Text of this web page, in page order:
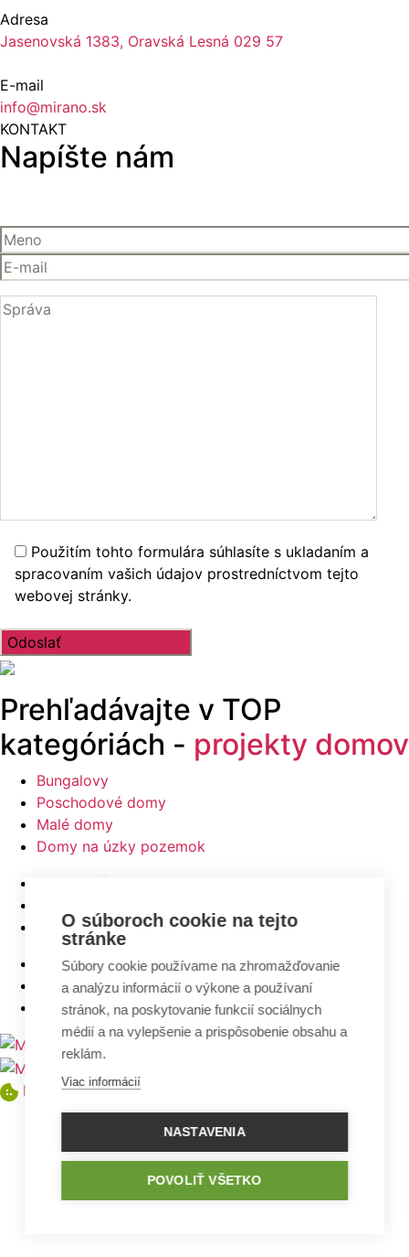
Adresa
Jasenovská 1383, Oravská Lesná 029 57
E-mail
info@mirano.sk
KONTAKT
Napíšte nám
Použitím tohto formulára súhlasíte s ukladaním a
spracovaním vašich údajov prostredníctvom tejto
webovej stránky.
Prehľadávajte v TOP
kategóriách - projekty domov
Bungalovy
Poschodové domy
Malé domy
Domy na úzky pozemok
Najlacnejšie domy z ponuky
Bungalovy s rovnou strechou
Bungalovy s garážou
Bungalovy s terasou
Bungalovy v tvare L
Nastavenia cookies
O súboroch cookie na tejto
stránke
Súbory cookie používame na zhromažďovanie
a analýzu informácií o výkone a používaní
stránok, na poskytovanie funkcií sociálnych
médií a na vylepšenie a prispôsobenie obsahu a
reklám.
Viac informácií
NASTAVENIA
POVOLIŤ VŠETKO